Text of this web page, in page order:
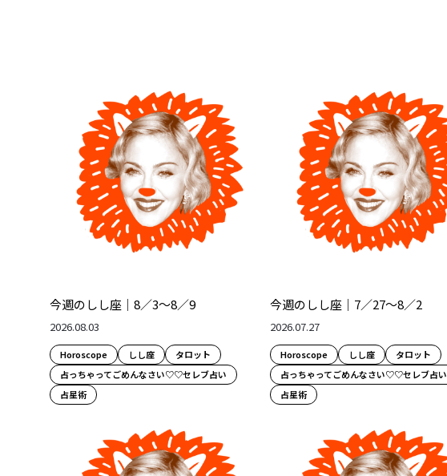
今週のしし座｜8／3～8／9
2026.08.03
Horoscope しし座
タロット
占っちゃってごめんなさい♡♡セレブ占い
占星術
今週のしし座｜7／27～8／2
2026.07.27
Horoscope しし座
タロット
占っちゃってごめんなさい♡♡セレブ占い
占星術